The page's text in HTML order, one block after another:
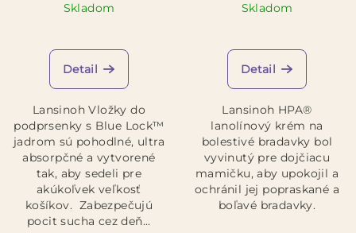
Skladom
hodnotenie
produktu
z
5
hviezdičiek.
Detail
Lansinoh Vložky do
podprsenky s Blue Lock™
jadrom sú pohodlné, ultra
absorpčné a vytvorené
tak, aby sedeli pre
akúkoľvek veľkosť
košíkov. Zabezpečujú
pocit sucha cez deň...
Skladom
hodnotenie
produktu
z
5
hviezdičiek.
Detail
Lansinoh HPA®
lanolínový krém na
bolestivé bradavky bol
vyvinutý pre dojčiacu
mamičku, aby upokojil a
ochránil jej popraskané a
boľavé bradavky.